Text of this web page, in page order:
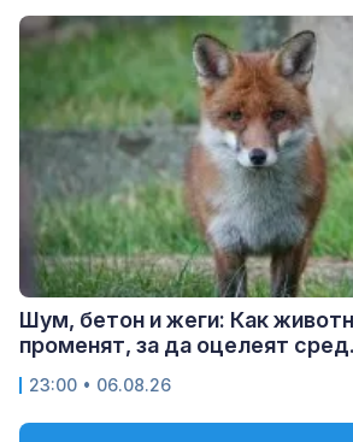
Шум, бетон и жеги: Как
променят, за да оцелеят
23:00 • 06.08.26